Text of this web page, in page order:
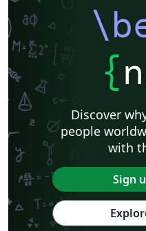
{
Discover
people
with
Sign